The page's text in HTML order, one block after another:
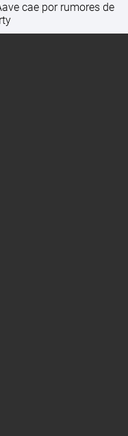
cae por rumores de